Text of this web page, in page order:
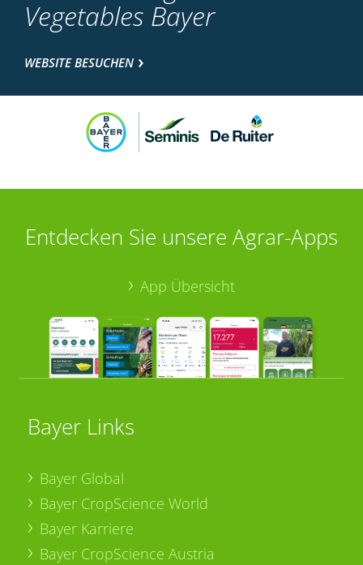
Vegetables Bayer
WEBSITE BESUCHEN
Entdecken Sie unsere Agrar-Apps
App Übersicht
Bayer Links
Bayer Global
Bayer CropScience World
Bayer Karriere
Bayer CropScience Austria